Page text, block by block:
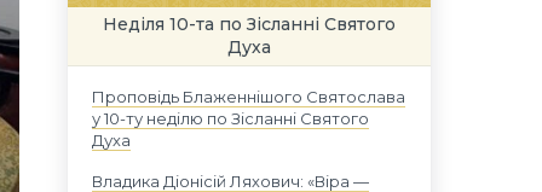
Неділя 10-та по Зісланні Святого
Духа
Проповідь Блаженнішого Святослава
у 10-ту неділю по Зісланні Святого
Духа
Владика Діонісій Ляхович: «Віра —